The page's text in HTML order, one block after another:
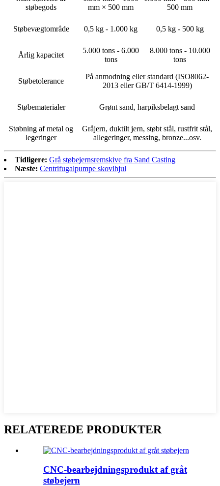
støbegods
mm × 500 mm
500 mm
Støbevægtområde 0,5 kg - 1.000 kg 0,5 kg - 500 kg
Årlig kapacitet
5.000 tons - 6.000
tons
8.000 tons - 10.000
tons
Støbetolerance
På anmodning eller standard (ISO8062-
2013 eller GB/T 6414-1999)
Støbematerialer Grønt sand, harpiksbelagt sand
Støbning af metal og
legeringer
Gråjern, duktilt jern, støbt stål, rustfrit stål,
allegeringer, messing, bronze...osv.
Tidligere: Grå støbejernsremskive fra Sand Casting
Næste: Centrifugalpumpe skovlhjul
RELATEREDE PRODUKTER
CNC-bearbejdningsprodukt af gråt
støbejern